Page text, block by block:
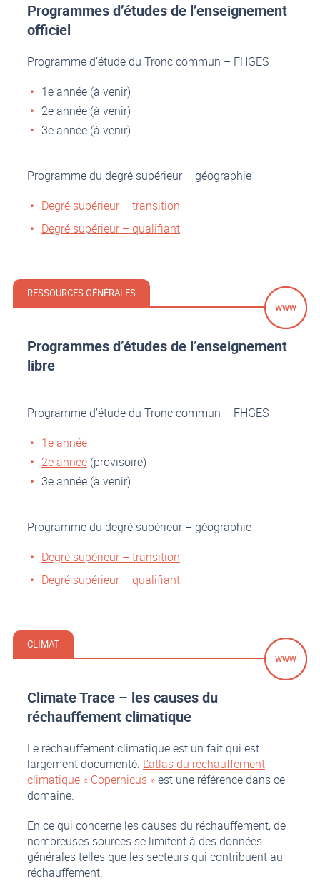
Programmes d’études de l’enseignement
officiel
Programme d’étude du Tronc commun – FHGES
1e année (à venir)
2e année (à venir)
3e année (à venir)
Programme du degré supérieur – géographie
Degré supérieur – transition
Degré supérieur – qualifiant
RESSOURCES GÉNÉRALES
Programmes d’études de l’enseignement
libre
Programme d’étude du Tronc commun – FHGES
1e année
2e année(provisoire)
3e année (à venir)
Programme du degré supérieur – géographie
Degré supérieur – transition
Degré supérieur – qualifiant
CLIMAT
Climate Trace – les causes du
réchauffement climatique
Le réchauffement climatique est un fait qui est
largement documenté. L’atlas du réchauffement
climatique « Copernicus »est une référence dans ce
domaine.
En ce qui concerne les causes du réchauffement, de
nombreuses sources se limitent à des données
générales telles que les secteurs qui contribuent au
réchauffement.